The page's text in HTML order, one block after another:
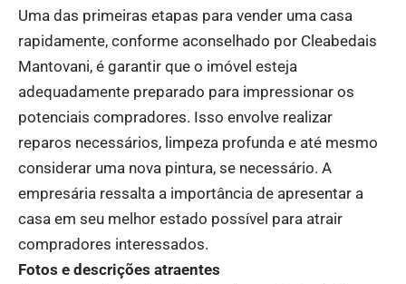
Uma das primeiras etapas para vender uma casa
rapidamente, conforme aconselhado por Cleabedais
Mantovani, é garantir que o imóvel esteja
adequadamente preparado para impressionar os
potenciais compradores. Isso envolve realizar
reparos necessários, limpeza profunda e até mesmo
considerar uma nova pintura, se necessário. A
empresária ressalta a importância de apresentar a
casa em seu melhor estado possível para atrair
compradores interessados.
Fotos e descrições atraentes